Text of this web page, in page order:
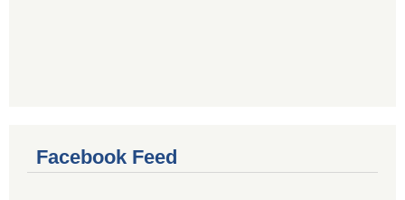
Facebook Feed